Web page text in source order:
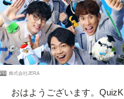
PR 株式会社JERA
おはようございます。